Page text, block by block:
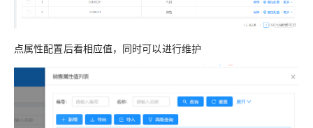
点属性配置后看相应值，同时可以进行维护